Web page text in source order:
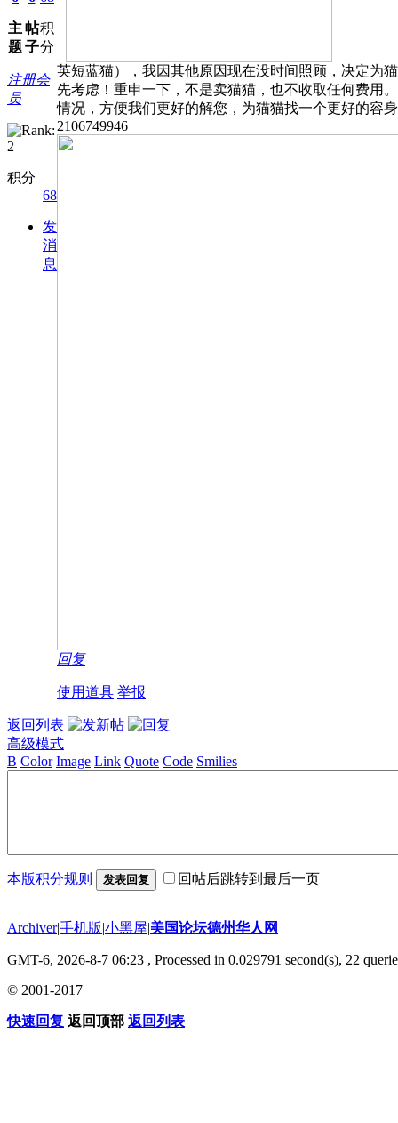
主
题
帖
子
积
分
注册会
员
积分
68
发
消
息
英短蓝猫），我因其他原因现在没时间照顾，决定为
先考虑！重申一下，不是卖猫猫，也不收取任何费用
情况，方便我们更好的解您，为猫猫找一个更好的容
2106749946
回复
使用道具 举报
返回列表
高级模式
B Color Image Link Quote Code Smilies
本版积分规则 发表回复 回帖后跳转到最后一页
Archiver|手机版|小黑屋|美国论坛德州华人网
GMT-6, 2026-8-7 06:23 , Processed in 0.029791 second(s), 22
© 2001-2017
快速回复 返回顶部 返回列表